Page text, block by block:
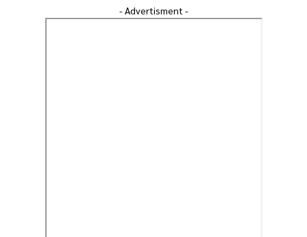
- Advertisment -